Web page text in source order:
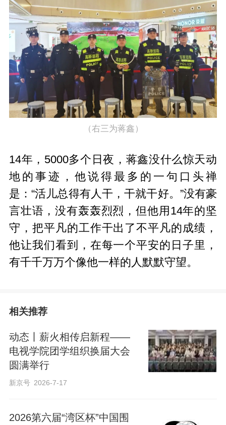
（右三为蒋鑫）
14年，5000多个日夜，蒋鑫没什么惊天动
地的事迹，他说得最多的一句口头禅
是：“活儿总得有人干，干就干好。”没有豪
言壮语，没有轰轰烈烈，但他用14年的坚
守，把平凡的工作干出了不平凡的成绩，
他让我们看到，在每一个平安的日子里，
有千千万万个像他一样的人默默守望。
相关推荐
动态丨薪火相传启新程——
电视学院团学组织换届大会
圆满举行
新京号 2026-7-17
2026第六届“湾区杯”中国围